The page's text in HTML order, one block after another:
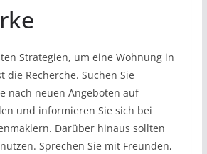
Strategien, um eine Wohnung in
die Recherche. Suchen Sie
nach neuen Angeboten auf
und informieren Sie sich bei
Darüber hinaus sollten
Sprechen Sie mit Freunden,